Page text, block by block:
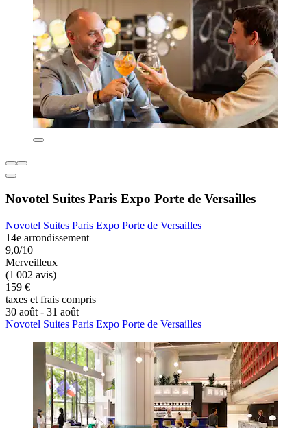
Novotel Suites Paris Expo Porte de Versailles
Novotel Suites Paris Expo Porte de Versailles
14e arrondissement
9,0/10
Merveilleux
(1 002 avis)
159 €
taxes et frais compris
30 août - 31 août
Novotel Suites Paris Expo Porte de Versailles